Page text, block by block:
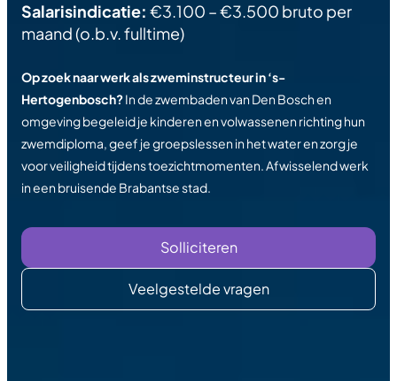
Salarisindicatie: €3.100 – €3.500 bruto per
maand (o.b.v. fulltime)
Op zoek naar werk als zweminstructeur in ‘s-
Hertogenbosch?In de zwembaden van Den Bosch en
omgeving begeleid je kinderen en volwassenen richting hun
zwemdiploma, geef je groepslessen in het water en zorg je
voor veiligheid tijdens toezichtmomenten. Afwisselend werk
in een bruisende Brabantse stad.
Solliciteren
Veelgestelde vragen